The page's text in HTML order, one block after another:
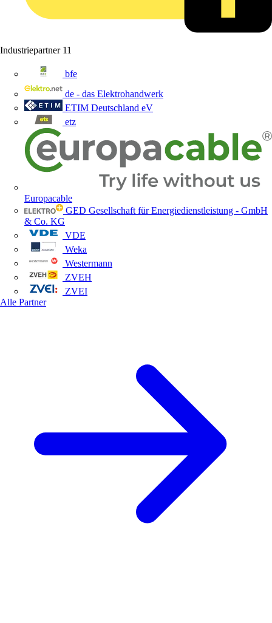
Industriepartner 11
bfe
de - das Elektrohandwerk
ETIM Deutschland eV
etz
Europacable
GED Gesellschaft für Energiedienstleistung - GmbH
& Co. KG
VDE
Weka
Westermann
ZVEH
ZVEI
Alle Partner